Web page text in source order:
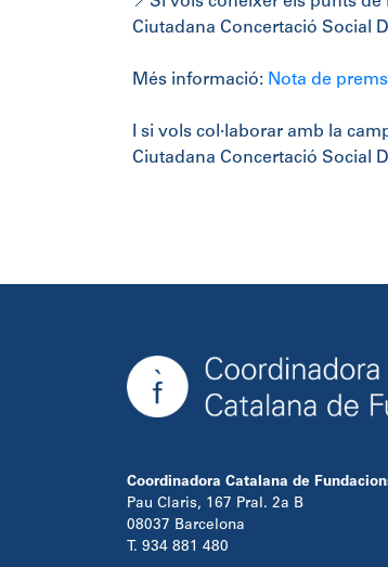
Ciutadana Concertació Social
Més informació: Nota de
I si vols col·laborar amb la
Ciutadana Concertació Social
Coordinadora Catalana de
Pau Claris, 167 Pral. 2a B
08037 Barcelona
T. 934 881 480